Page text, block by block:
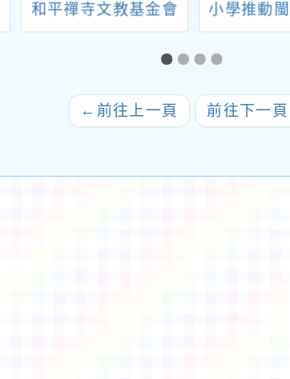
和平禪寺文教基金會
小學推動
南語母語
← 前往上一頁 前往下一頁